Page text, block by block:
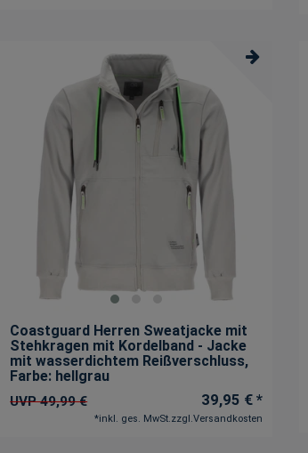
Coastguard Herren Sweatjacke mit
Stehkragen mit Kordelband - Jacke
mit wasserdichtem Reißverschluss,
Farbe: hellgrau
UVP 49,99 € 39,95 € *
*inkl. ges. MwSt.zzgl.Versandkosten